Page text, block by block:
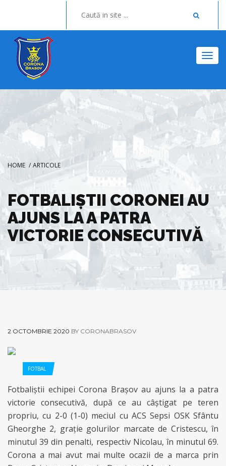
HOME / ARTICOLE
FOTBALIŞTII CORONEI AU
AJUNS LA A PATRA
VICTORIE CONSECUTIVĂ
2 OCTOMBRIE 2020 BY CORONABRASOV
FOTBAL
Fotbaliştii echipei Corona Braşov au ajuns la a patra
victorie consecutivă, după ce au câştigat pe teren
propriu, cu 2-0 (1-0) meciul cu ACS Sepsi OSK Sfântu
Gheorghe 2, graţie golurilor marcate de Cristescu, în
minutul 39 din penalti, respectiv Nicolau, în minutul 69.
Corona a mai avut mai multe ocazii de a marca prin